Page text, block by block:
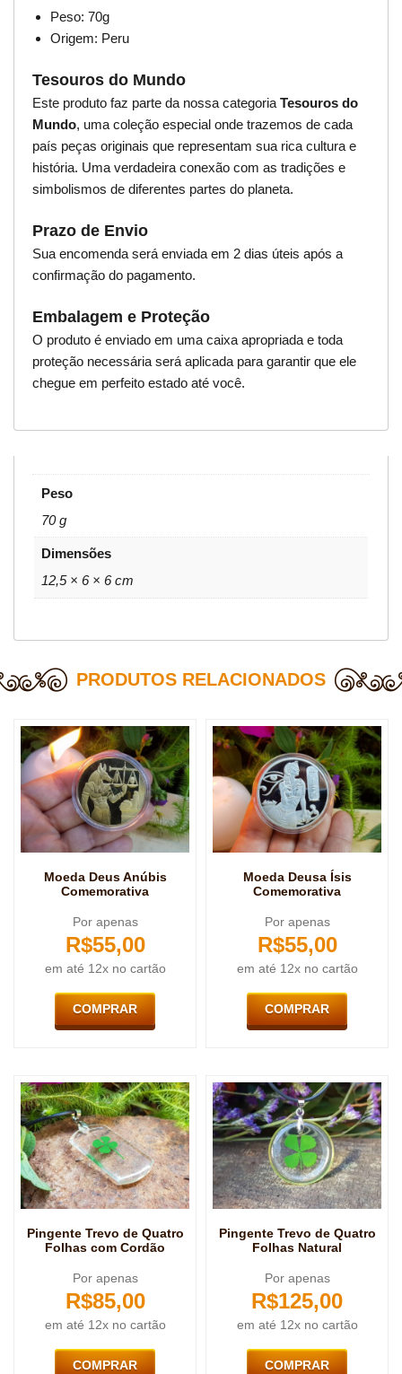
Peso: 70g
Origem: Peru
Tesouros do Mundo
Este produto faz parte da nossa categoriaTesouros do
Mundo, uma coleção especial onde trazemos de cada
país peças originais que representam sua rica cultura e
história. Uma verdadeira conexão com as tradições e
simbolismos de diferentes partes do planeta.
Prazo de Envio
Sua encomenda será enviada em 2 dias úteis após a
confirmação do pagamento.
Embalagem e Proteção
O produto é enviado em uma caixa apropriada e toda
proteção necessária será aplicada para garantir que ele
chegue em perfeito estado até você.
Peso
70 g
Dimensões
12,5 × 6 × 6 cm
PRODUTOS RELACIONADOS
Moeda Deus Anúbis
Comemorativa
Por apenas
R$55,00
em até 12x no cartão
COMPRAR
Moeda Deusa Ísis
Comemorativa
Por apenas
R$55,00
em até 12x no cartão
COMPRAR
Pingente Trevo de Quatro
Folhas com Cordão
Por apenas
R$85,00
em até 12x no cartão
COMPRAR
Pingente Trevo de Quatro
Folhas Natural
Por apenas
R$125,00
em até 12x no cartão
COMPRAR